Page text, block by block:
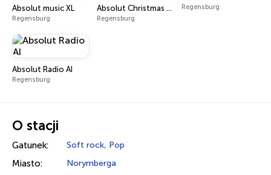
Absolut music XL
Regensburg
Absolut Christmas Time
Regensburg
Regensburg
Absolut Radio AI
Regensburg
O stacji
Gatunek: Soft rock, Pop
Miasto: Norymberga